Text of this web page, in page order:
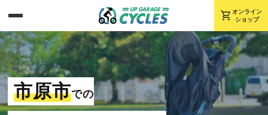
shopping_cart オンライン
ショップ
市原市での